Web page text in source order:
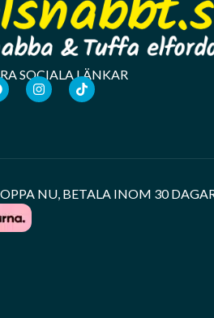
SOCIALA LÄNKAR
NU, BETALA INOM 30